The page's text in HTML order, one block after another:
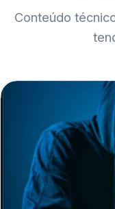
Conteúdo